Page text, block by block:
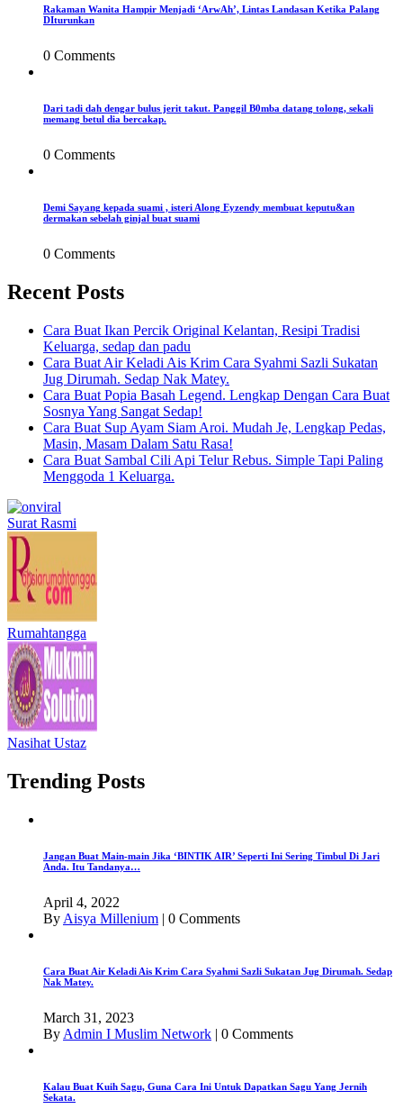
Rakaman Wanita Hampir Menjadi ‘ArwAh’, Lintas Landasan Ketika Palang
DIturunkan
0 Comments
Dari tadi dah dengar bulus jerit takut. Panggil B0mba datang tolong, sekali
memang betul dia bercakap.
0 Comments
Demi Sayang kepada suami , isteri Along Eyzendy membuat keputu&an
dermakan sebelah ginjal buat suami
0 Comments
Recent Posts
Cara Buat Ikan Percik Original Kelantan, Resipi Tradisi
Keluarga, sedap dan padu
Cara Buat Air Keladi Ais Krim Cara Syahmi Sazli Sukatan
Jug Dirumah. Sedap Nak Matey.
Cara Buat Popia Basah Legend. Lengkap Dengan Cara Buat
Sosnya Yang Sangat Sedap!
Cara Buat Sup Ayam Siam Aroi. Mudah Je, Lengkap Pedas,
Masin, Masam Dalam Satu Rasa!
Cara Buat Sambal Cili Api Telur Rebus. Simple Tapi Paling
Menggoda 1 Keluarga.
Surat Rasmi
Rumahtangga
Nasihat Ustaz
Trending Posts
Jangan Buat Main-main Jika ‘BINTIK AIR’ Seperti Ini Sering Timbul Di Jari
Anda. Itu Tandanya…
April 4, 2022
By Aisya Millenium | 0 Comments
Cara Buat Air Keladi Ais Krim Cara Syahmi Sazli Sukatan Jug Dirumah. Sedap
Nak Matey.
March 31, 2023
By Admin I Muslim Network | 0 Comments
Kalau Buat Kuih Sagu, Guna Cara Ini Untuk Dapatkan Sagu Yang Jernih
Sekata.